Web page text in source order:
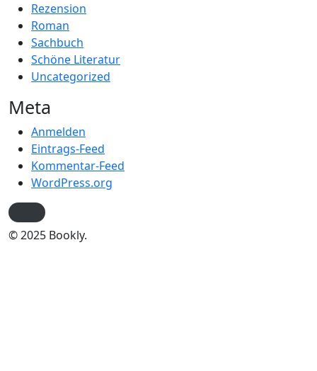
Rezension
Roman
Sachbuch
Schöne Literatur
Uncategorized
Meta
Anmelden
Eintrags-Feed
Kommentar-Feed
WordPress.org
© 2025 Bookly.